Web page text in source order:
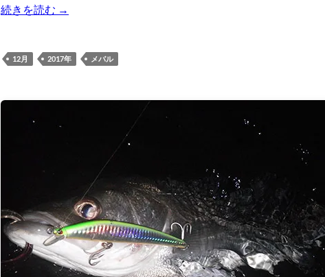
続きを読む 2017/12/30の釣り | メバル
→
12月 2017年 メバル